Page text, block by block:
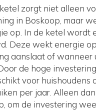
zorgt niet alleen
in Boskoop, maar
op. In de ketel wordt
Deze wekt energie
aanslaat of wanneer
de hoge
voor huishoudens
per jaar. Alleen
om de investering